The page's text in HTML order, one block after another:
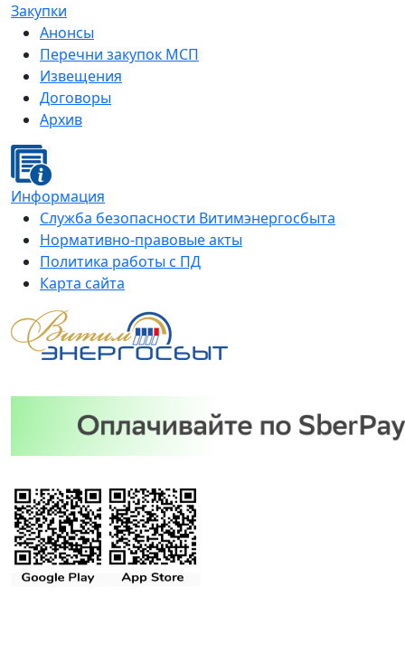
Закупки
Анонсы
Перечни закупок МСП
Извещения
Договоры
Архив
Информация
Служба безопасности Витимэнергосбыта
Нормативно-правовые акты
Политика работы с ПД
Карта сайта